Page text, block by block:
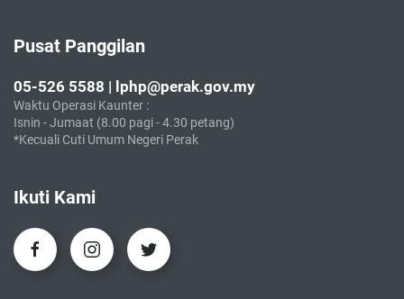
Pusat Panggilan
05-526 5588 | lphp@perak.gov.my
Waktu Operasi Kaunter :
Isnin - Jumaat (8.00 pagi - 4.30 petang)
*Kecuali Cuti Umum Negeri Perak
Ikuti Kami